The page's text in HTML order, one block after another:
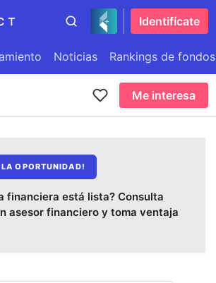
Identifícate
Noticias Rankings de fondos
Me interesa
LA OPORTUNIDAD!
financiera está lista? Consulta
asesor financiero y toma ventaja